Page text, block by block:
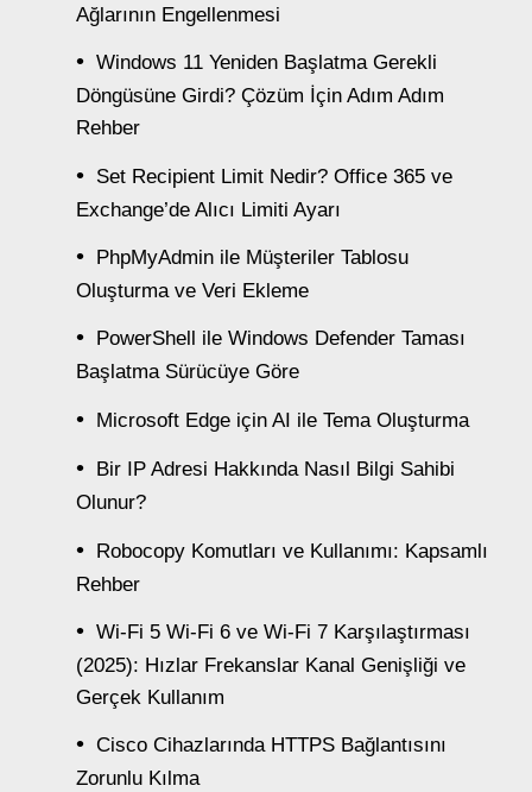
Ağlarının Engellenmesi
Windows 11 Yeniden Başlatma Gerekli
Döngüsüne Girdi? Çözüm İçin Adım Adım
Rehber
Set Recipient Limit Nedir? Office 365 ve
Exchange’de Alıcı Limiti Ayarı
PhpMyAdmin ile Müşteriler Tablosu
Oluşturma ve Veri Ekleme
PowerShell ile Windows Defender Taması
Başlatma Sürücüye Göre
Microsoft Edge için AI ile Tema Oluşturma
Bir IP Adresi Hakkında Nasıl Bilgi Sahibi
Olunur?
Robocopy Komutları ve Kullanımı: Kapsamlı
Rehber
Wi-Fi 5 Wi-Fi 6 ve Wi-Fi 7 Karşılaştırması
(2025): Hızlar Frekanslar Kanal Genişliği ve
Gerçek Kullanım
Cisco Cihazlarında HTTPS Bağlantısını
Zorunlu Kılma